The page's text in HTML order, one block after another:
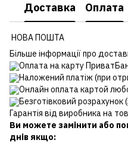
Доставка Оплата
НОВА ПОШТА
Більше інформації про
Оплата на карту
Наложений платіж (при
Онлайн оплата картой
Безготівковий розрахунок
Гарантія від виробника на
Ви можете замінити або
днів якщо: